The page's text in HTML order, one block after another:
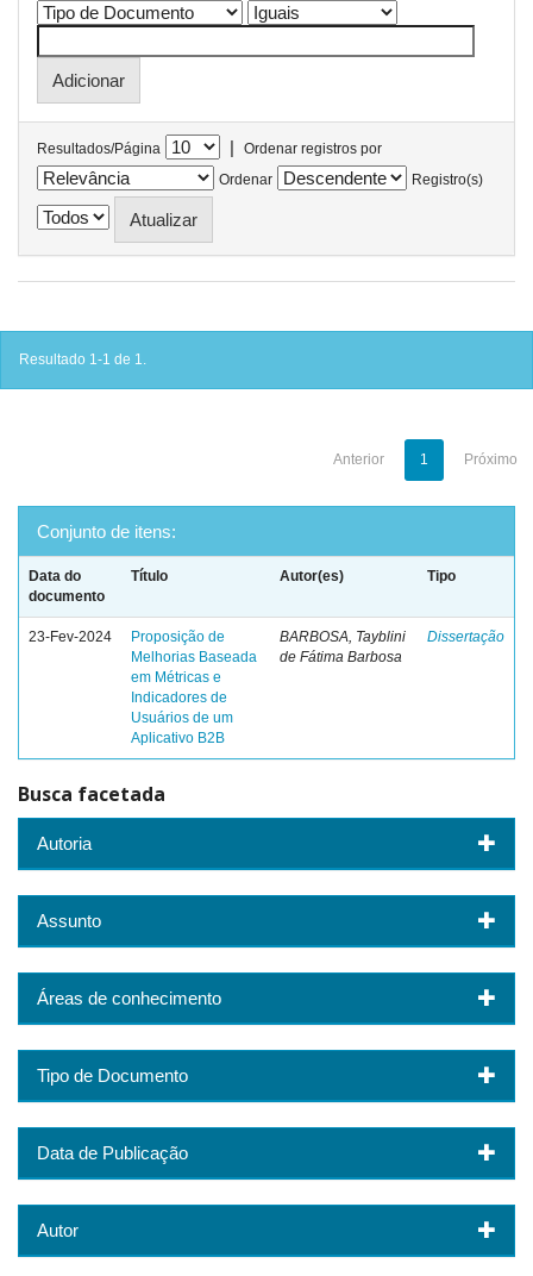
Resultados/Página |
Ordenar registros por
Ordenar
Registro(s)
Resultado 1-1 de 1.
Anterior 1 Próximo
Conjunto de itens:
Data do
documento
Título Autor(es) Tipo
23-Fev-2024
Proposição de
Melhorias Baseada
em Métricas e
Indicadores de
Usuários de um
Aplicativo B2B
BARBOSA, Tayblini
de Fátima Barbosa
Dissertação
Busca facetada
Autoria
Assunto
Áreas de conhecimento
Tipo de Documento
Data de Publicação
Autor